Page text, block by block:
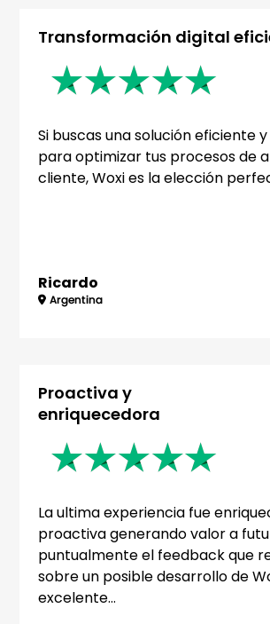
Transformación digital
Si buscas una solución eficiente
para optimizar tus procesos de
cliente, Woxi es la elección
Ricardo
Proactiva y
enriquecedora
La ultima experiencia fue
proactiva generando valor a
puntualmente el feedback que
sobre un posible desarrollo de
excelente…